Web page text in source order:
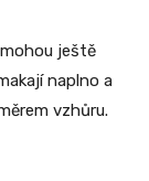
ještě
naplno a
vzhůru.